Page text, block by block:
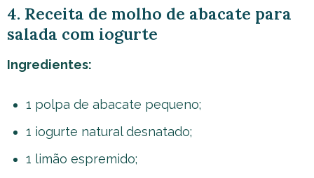
4. Receita de molho de abacate para
salada com iogurte
Ingredientes:
1 polpa de abacate pequeno;
1 iogurte natural desnatado;
1 limão espremido;